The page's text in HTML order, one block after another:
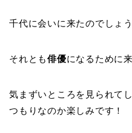
千代に会いに来たのでしょ
それとも俳優になるために
気まずいところを見られて
つもりなのか楽しみです！